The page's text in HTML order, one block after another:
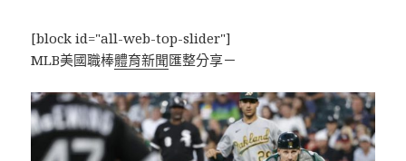
[block id="all-web-top-slider"]
MLB美國職棒體育新聞匯整分享－